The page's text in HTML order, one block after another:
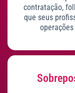
contratação,
que seus